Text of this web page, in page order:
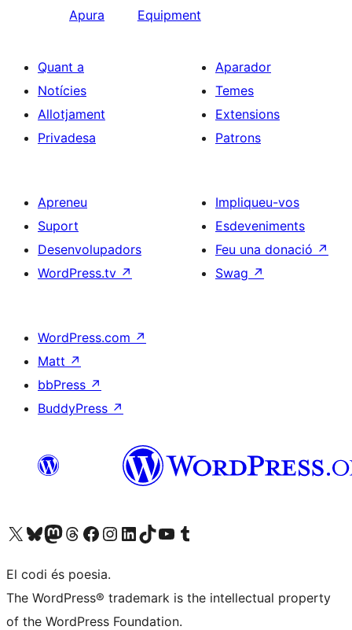
Apura
Equipment
Quant a
Notícies
Allotjament
Privadesa
Aparador
Temes
Extensions
Patrons
Apreneu
Suport
Desenvolupadors
WordPress.tv ↗
Impliqueu-vos
Esdeveniments
Feu una donació ↗
Swag ↗
WordPress.com ↗
Matt ↗
bbPress ↗
BuddyPress ↗
Visiteu el nostre compte X (abans Twitter)
Visiteu el nostre compte de Bluesky
Visiteu el nostre compte al Mastodon
Visiteu el nostre compte de Threads
Visiteu la nostra pàgina al Facebook
Visiteu el nostre compte d'Instagram
Visiteu el nostre compte de LinkedIn
Visiteu el nostre compte de TikTok
Visiteu el nostre canal al YouTube
Visiteu el nostre compte de Tumblr
El codi és poesia.
The WordPress® trademark is the intellectual property
of the WordPress Foundation.